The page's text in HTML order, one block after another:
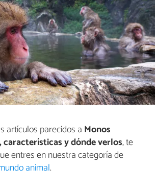
artículos parecidos a Monos
características y dónde verlos, te
entres en nuestra categoría de
animal.